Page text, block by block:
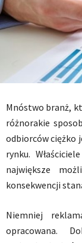
Mnóstwo branż,
różnorakie
odbiorców ciężko
rynku.
największe
konsekwencji
Niemniej
opracowana.